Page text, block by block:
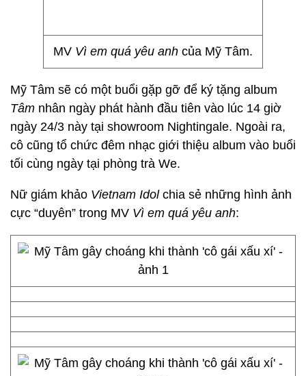
MV Vì em quá yêu anh của Mỹ Tâm.
Mỹ Tâm sẽ có một buổi gặp gỡ để ký tặng album
Tâm nhân ngày phát hành đầu tiên vào lúc 14 giờ
ngày 24/3 này tại showroom Nightingale. Ngoài ra,
cô cũng tổ chức đêm nhạc giới thiệu album vào buổi
tối cùng ngày tại phòng trà We.
Nữ giám khảo Vietnam Idolchia sẻ những hình ảnh
cực “duyên” trong MV Vì em quá yêu anh: